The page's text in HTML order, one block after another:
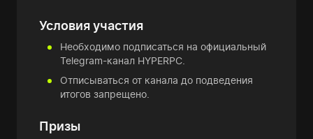
Условия участия
Необходимо подписаться на официальный
Telegram-канал HYPERPC.
Отписываться от канала до подведения
итогов запрещено.
Призы